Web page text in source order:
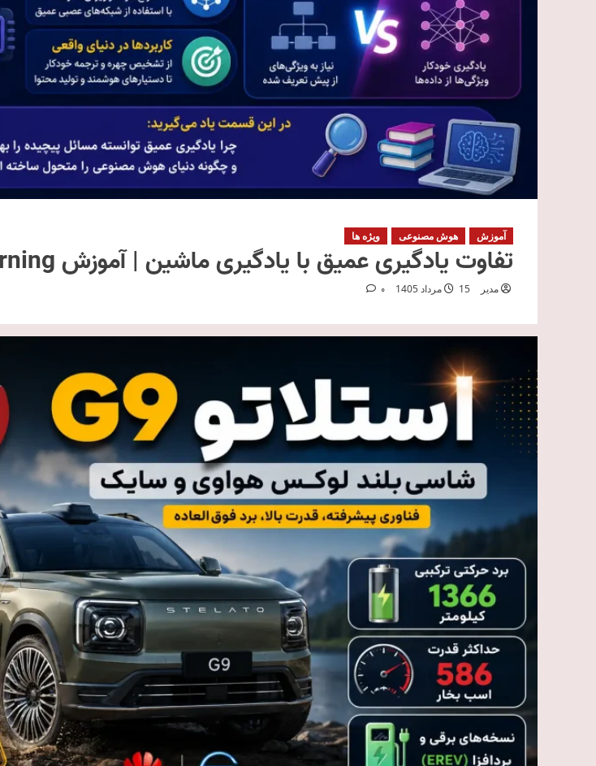
آموزش هوش مصنوعی ویژه ها
تفاوت یادگیری عمیق با یادگیری ماشین | آموزش Deep Learning
مدیر 15 مرداد 1405 0